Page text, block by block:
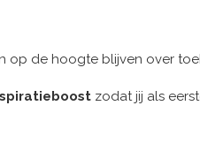
op de hoogte blijven over
zodat jij als